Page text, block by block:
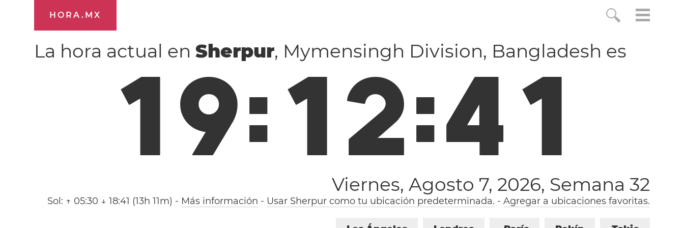
HORA.MX
La hora actual enSherpur, Mymensingh Division, Bangladesh es
19:12:42
Viernes, Agosto 7, 2026, Semana 32
Sol: ↑ 05:30 ↓ 18:41 (13h 11m) - Más información - Usar Sherpur como tu ubicación predeterminada. - Agregar a ubicaciones favoritas.